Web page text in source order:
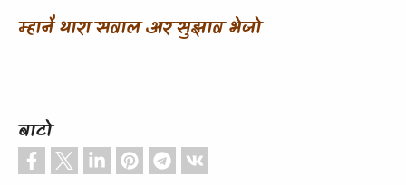
म्हानै थारा सवाल अर सुझाव भेजो
बाटो